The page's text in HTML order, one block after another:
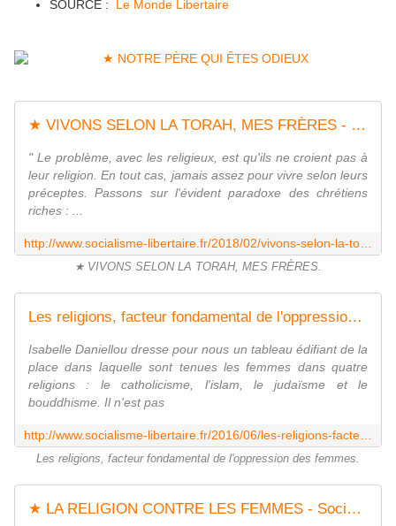
SOURCE : Le Monde Libertaire
★ VIVONS SELON LA TORAH, MES FRÈRES - Socialisme libertaire
" Le problème, avec les religieux, est qu'ils ne croient pas à
leur religion. En tout cas, jamais assez pour vivre selon leurs
préceptes. Passons sur l'évident paradoxe des chrétiens
riches : ...
★ VIVONS SELON LA TORAH, MES FRÈRES.
Les religions, facteur fondamental de l'oppression des femmes - Socialisme libertaire
Isabelle Daniellou dresse pour nous un tableau édifiant de la
place dans laquelle sont tenues les femmes dans quatre
religions : le catholicisme, l'islam, le judaïsme et le
bouddhisme. Il n'est pas
Les religions, facteur fondamental de l'oppression des femmes.
★ LA RELIGION CONTRE LES FEMMES - Socialisme libertaire